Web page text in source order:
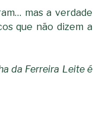
mas a verdade
que não dizem a
da Ferreira Leite é